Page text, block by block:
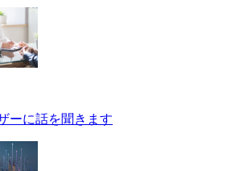
ーに話を聞きます